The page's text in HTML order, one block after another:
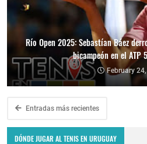
Río Open 2025: Sebastían Báez
bicampeón en el ATP
February
Entradas más recientes
DÓNDE JUGAR AL TENIS EN URUGUAY